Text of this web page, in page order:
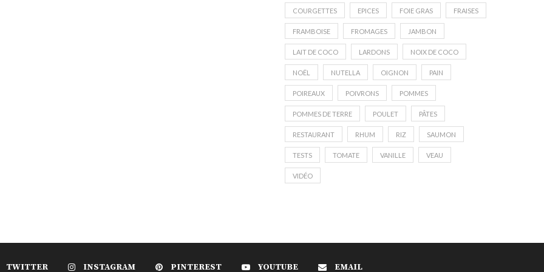
COURGETTES EPICES FOIE GRAS FRAISES
FRAMBOISE FROMAGES JAMBON
LAIT DE COCO LARDONS NOIX DE COCO
NOËL NUTELLA OIGNON PAIN
POIREAUX POIVRONS POMMES
POMMES DE TERRE POULET PÂTES
RESTAURANT RHUM RIZ SAUMON
TESTS TOMATE VANILLE VEAU
VIDÉO
TWITTER INSTAGRAM PINTEREST YOUTUBE EMAIL